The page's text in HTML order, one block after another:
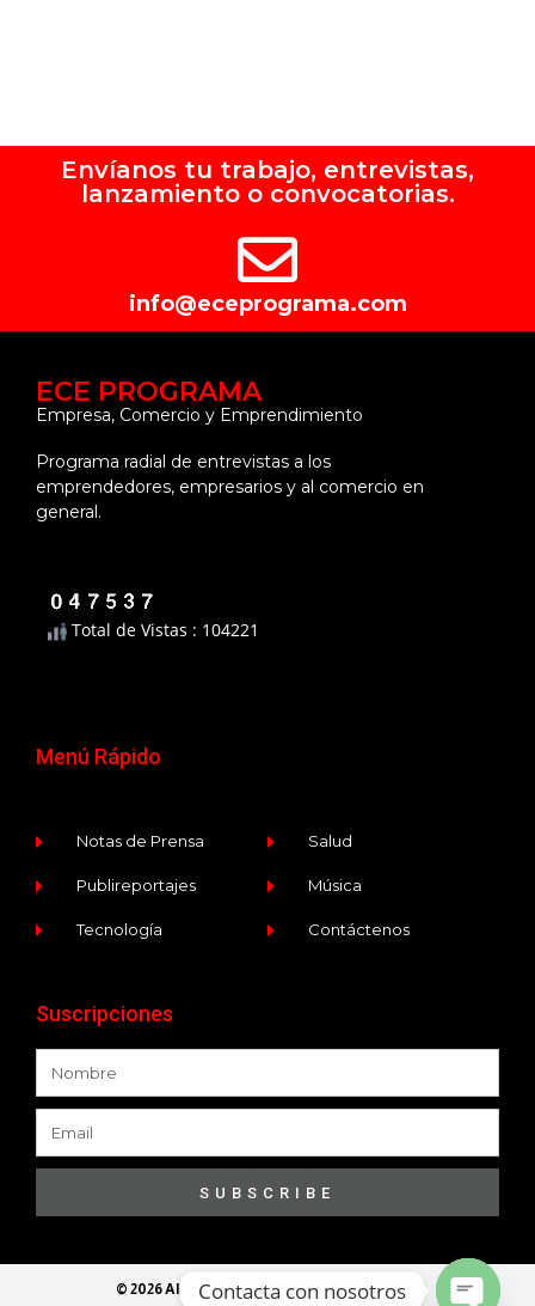
Envíanos tu trabajo, entrevistas,
lanzamiento o convocatorias.
info@eceprograma.com
ECE PROGRAMA
Empresa, Comercio y Emprendimiento
Programa radial de entrevistas a los
emprendedores, empresarios y al comercio en
general.
Total de Vistas : 104221
Menú Rápido
Notas de Prensa
Publireportajes
Tecnología
Salud
Música
Contáctenos
Suscripciones
SUBSCRIBE
© 2026 All Rights Reserved​ - Ece Programa
Contacta con nosotros